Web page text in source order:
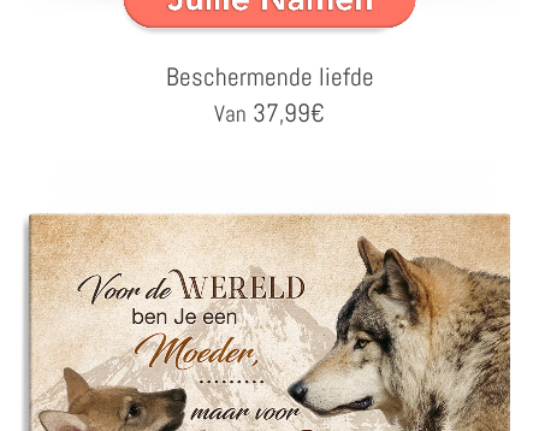
Beschermende liefde
Van 37,99€